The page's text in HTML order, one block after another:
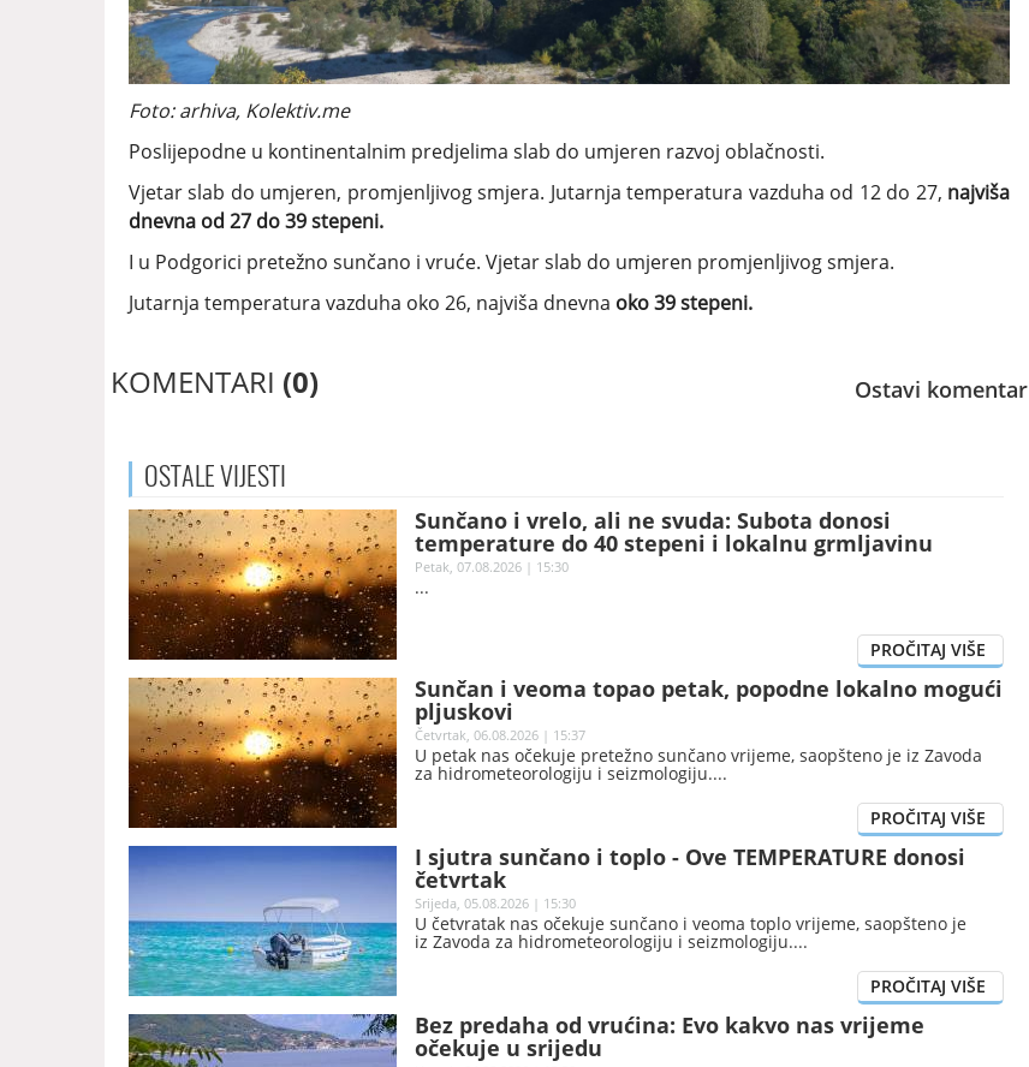
Foto: arhiva, Kolektiv.me
Poslijepodne u kontinentalnim predjelima slab do umjeren razvoj oblačnosti.
Vjetar slab do umjeren, promjenljivog smjera. Jutarnja temperatura vazduha od 12 do 27, najviša
dnevna od 27 do 39 stepeni.
I u Podgorici pretežno sunčano i vruće. Vjetar slab do umjeren promjenljivog smjera.
Jutarnja temperatura vazduha oko 26, najviša dnevna oko 39 stepeni.
KOMENTARI (0) Ostavi komentar
OSTALEVIJESTI
Sunčano i vrelo, ali ne svuda: Subota donosi
temperature do 40 stepeni i lokalnu grmljavinu
Petak, 07.08.2026 | 15:30
Sunčan i veoma topao petak, popodne lokalno mogući
pljuskovi
Četvrtak, 06.08.2026 | 15:37
U petak nas očekuje pretežno sunčano vrijeme, saopšteno je iz Zavoda
za hidrometeorologiju i seizmologiju.
I sjutra sunčano i toplo - Ove TEMPERATURE donosi
četvrtak
Srijeda, 05.08.2026 | 15:30
U četvratak nas očekuje sunčano i veoma toplo vrijeme, saopšteno je
iz Zavoda za hidrometeorologiju i seizmologiju.
Bez predaha od vrućina: Evo kakvo nas vrijeme
očekuje u srijedu